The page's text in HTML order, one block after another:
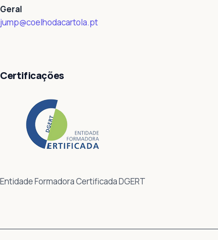
Geral
jump@coelhodacartola.pt
Certificações
Entidade Formadora Certificada DGERT